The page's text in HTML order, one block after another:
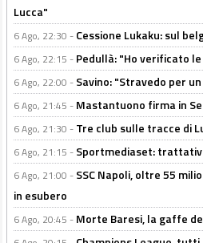
Lucca"
6 Ago, 22:30 - Cessione Lukaku: sul
6 Ago, 22:15 - Pedullà: "Ho verificato
6 Ago, 22:00 - Savino: "Stravedo per
6 Ago, 21:45 - Mastantuono firma in
6 Ago, 21:30 - Tre club sulle tracce di
6 Ago, 21:15 - Sportmediaset:
6 Ago, 21:00 - SSC Napoli, oltre 55
in esubero
6 Ago, 20:45 - Morte Baresi, la gaffe